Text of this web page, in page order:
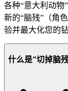
各种“意大利动物
新的“脑残”（角
验并最大化您的
什么是“切掉脑残